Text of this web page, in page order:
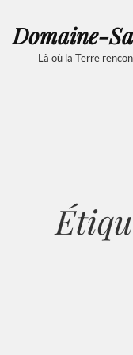
Domaine-
Là où la Terre